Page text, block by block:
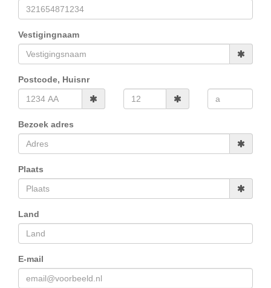
Vestigingnaam
Postcode, Huisnr
Bezoek adres
Plaats
Land
E-mail